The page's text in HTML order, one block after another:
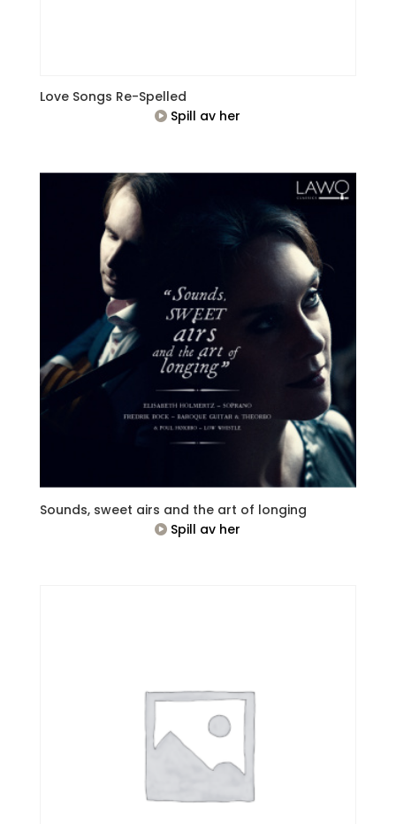
Love Songs Re-Spelled
Spill av her
Sounds, sweet airs and the art of longing
Spill av her